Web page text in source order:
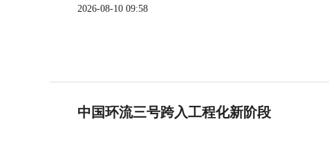
2026-08-10 09:58
中国环流三号跨入工程化新阶段